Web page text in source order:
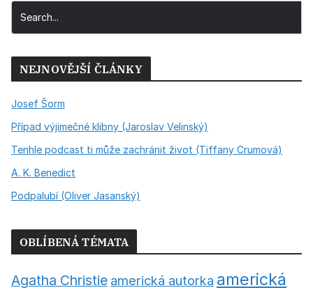
NEJNOVĚJŠÍ ČLÁNKY
Josef Šorm
Případ výjimečné klibny (Jaroslav Velinský)
Tenhle podcast ti může zachránit život (Tiffany Crumová)
A. K. Benedict
Podpalubí (Oliver Jasanský)
OBLÍBENÁ TÉMATA
Agatha Christie americká autorka americká